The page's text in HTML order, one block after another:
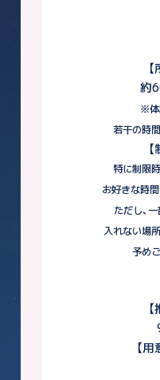
約
※体
若干の時
特に制限
お好きな時
ただし、
入れない場
予め
【